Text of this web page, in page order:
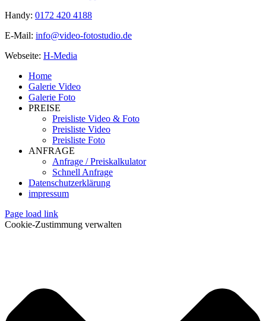
Handy: 0172 420 4188
E-Mail: info@video-fotostudio.de
Webseite: H-Media
Home
Galerie Video
Galerie Foto
PREISE
Preisliste Video & Foto
Preisliste Video
Preisliste Foto
ANFRAGE
Anfrage / Preiskalkulator
Schnell Anfrage
Datenschutzerklärung
impressum
Page load link
Cookie-Zustimmung verwalten